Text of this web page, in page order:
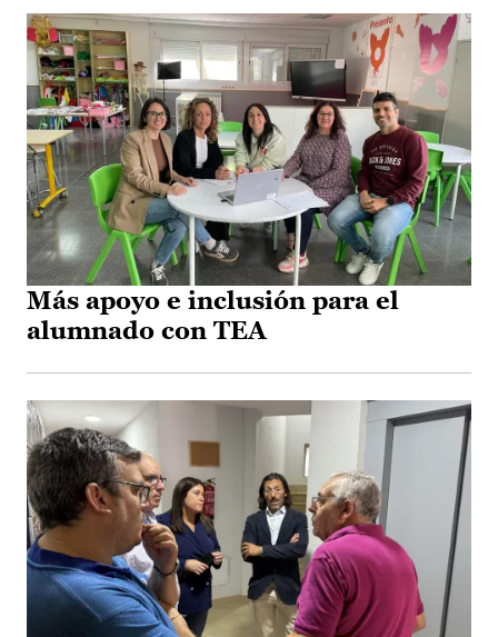
Más apoyo e inclusión para el
alumnado con TEA